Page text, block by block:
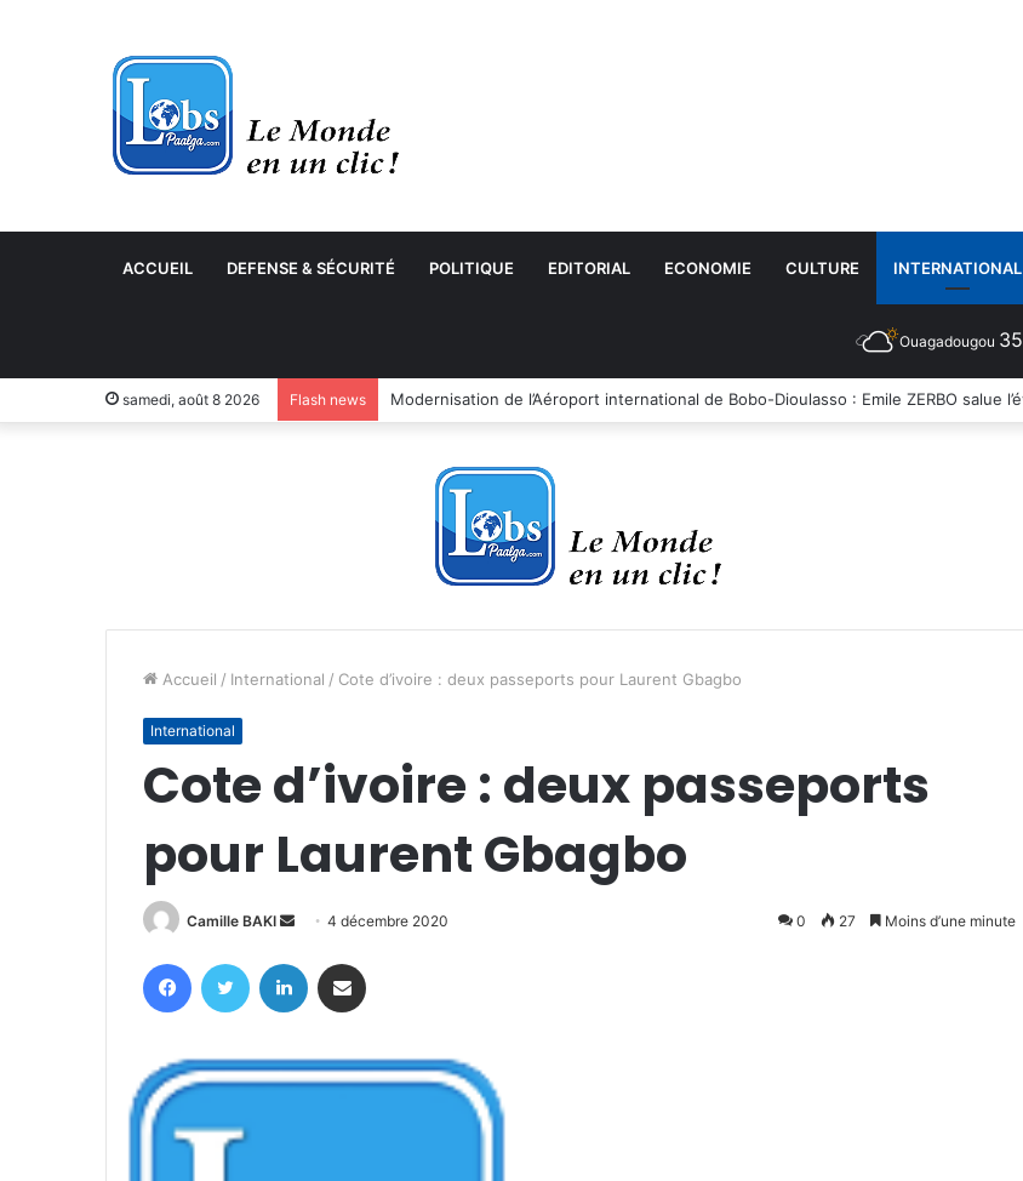
ACCUEIL DEFENSE & SÉCURITÉ POLITIQUE EDITORIAL ECONOMIE CULTURE INTERNATIONAL
Ouagadougou 35
samedi, août 8 2026 Flash news
Accueil / International / Cote d’ivoire : deux passeports pour Laurent Gbagbo
International
Cote d’ivoire : deux passeports
pour Laurent Gbagbo
Camille BAKI
Envoyer
courriel
4 décembre 2020 0 27 Moins d’une minute
FacebookTwitter Linkedin